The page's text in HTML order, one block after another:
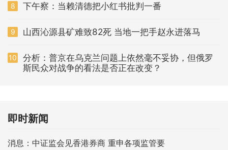
8 下午察：当赖清德把小红书批判一番
9 山西沁源县矿难致82死 当地一把手赵永进落马
10
分析：普京在乌克兰问题上依然毫不妥协，但俄罗
斯民众对战争的看法是否正在改变？
即时新闻
消息：中证监会见香港券商 重申各项监管要